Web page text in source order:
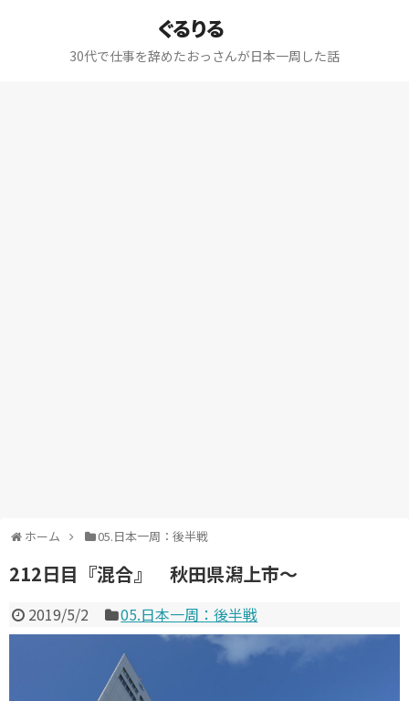
ぐるりる
30代で仕事を辞めたおっさんが日本一周した話
ホーム 05.日本一周：後半戦
212日目『混合』 秋田県潟上市～
2019/5/2 05.日本一周：後半戦